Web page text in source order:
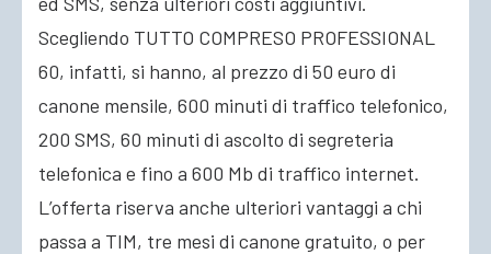
Scegliendo TUTTO COMPRESO PROFESSIONAL
60, infatti, si hanno, al prezzo di 50 euro di
canone mensile, 600 minuti di traffico telefonico,
200 SMS, 60 minuti di ascolto di segreteria
telefonica e fino a 600 Mb di traffico internet.
L’offerta riserva anche ulteriori vantaggi a chi
passa a TIM, tre mesi di canone gratuito, o per